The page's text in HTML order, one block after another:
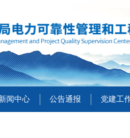
闻中心 公告通报 党建工